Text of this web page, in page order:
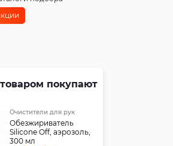
покупают
Очистители для рук
Обезжириватель
Silicone Off, аэрозоль,
300 мл